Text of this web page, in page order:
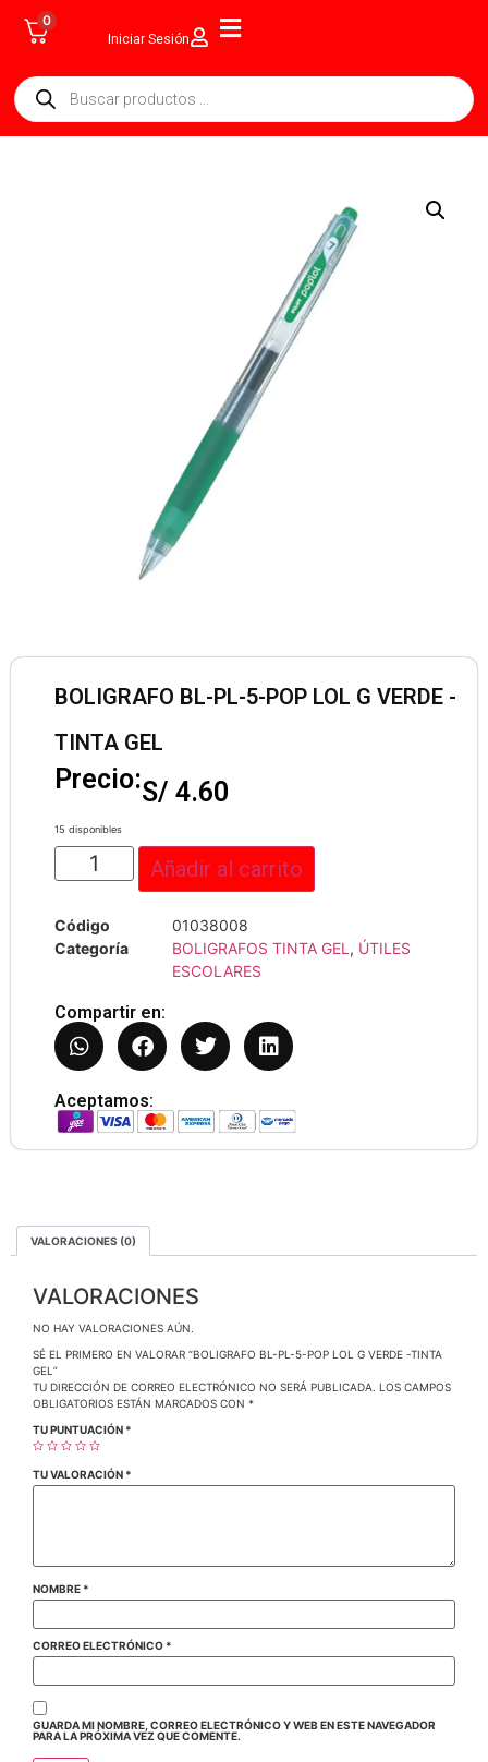
0
Iniciar Sesión
BOLIGRAFO BL-PL-5-POP LOL G VERDE -
TINTA GEL
Precio:S/ 4.60
15 disponibles
Añadir al carrito
Código
01038008
Categoría
BOLIGRAFOS TINTA GEL , ÚTILES
ESCOLARES
Compartir en:
Aceptamos:
VALORACIONES (0)
VALORACIONES
NO HAY VALORACIONES AÚN.
SÉ EL PRIMERO EN VALORAR “BOLIGRAFO BL-PL-5-POP LOL G VERDE -TINTA
GEL”
TU DIRECCIÓN DE CORREO ELECTRÓNICO NO SERÁ PUBLICADA.
LOS CAMPOS
OBLIGATORIOS ESTÁN MARCADOS CON *
TU PUNTUACIÓN *
TU VALORACIÓN *
NOMBRE *
CORREO ELECTRÓNICO *
GUARDA MI NOMBRE, CORREO ELECTRÓNICO Y WEB EN ESTE NAVEGADOR
PARA LA PRÓXIMA VEZ QUE COMENTE.